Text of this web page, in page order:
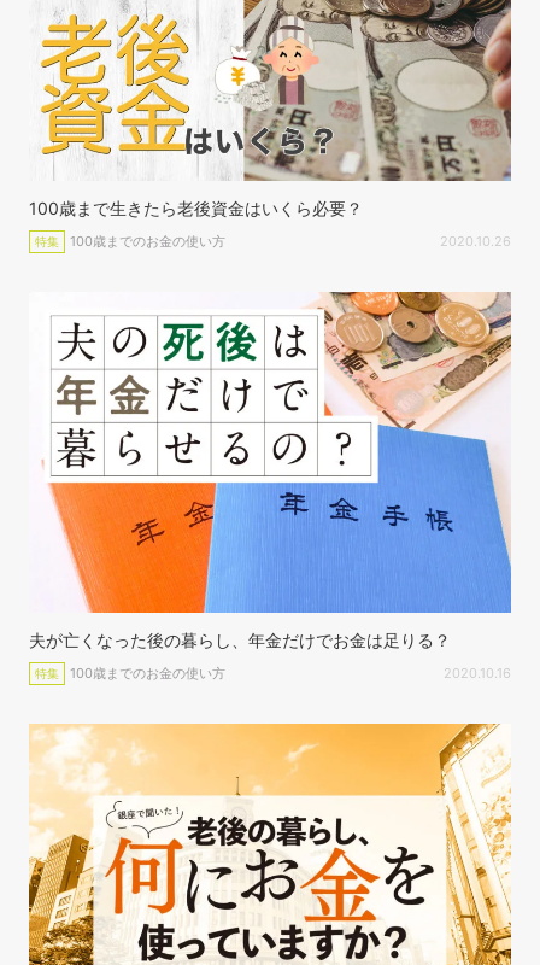
100歳まで生きたら老後資金はいくら必要？
特集 100歳までのお金の使い方 2020.10.26
夫が亡くなった後の暮らし、年金だけでお金は足りる？
特集 100歳までのお金の使い方 2020.10.16